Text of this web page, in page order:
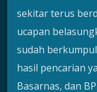
sekitar terus
ucapan
sudah
hasil pencarian
Basarnas, dan